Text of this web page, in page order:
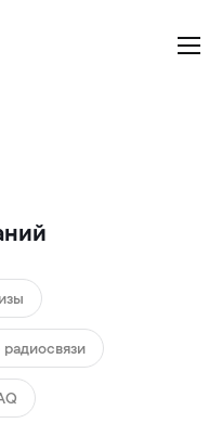
радиосвязи